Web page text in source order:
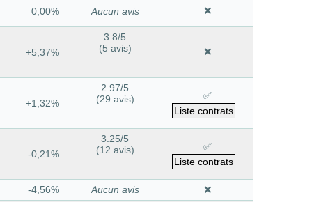
0,00% Aucun avis ❌
+5,37%
3.8/5
(5 avis)
❌
+1,32%
2.97/5
(29 avis)
✅
Liste contrats
-0,21%
3.25/5
(12 avis)
✅
Liste contrats
-4,56% Aucun avis ❌